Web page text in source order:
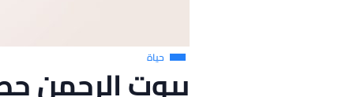
حياة
بيوت الرحمن